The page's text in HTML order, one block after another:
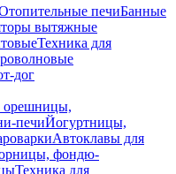
печиБанные
вытяжные
Техника для
дог
орешницы,
печиЙогуртницы,
Автоклавы для
фондю-
Техника для